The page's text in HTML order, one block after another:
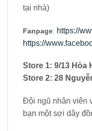
tại nhà)
Fanpage: https://
https://
Store 1: 9/13 Hòa
Store 2: 28
Đội ngũ nhân viên
bạn một sợi dây